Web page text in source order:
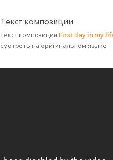
Текст композиции
Текст композиции First day in my
смотреть на оригинальном языке